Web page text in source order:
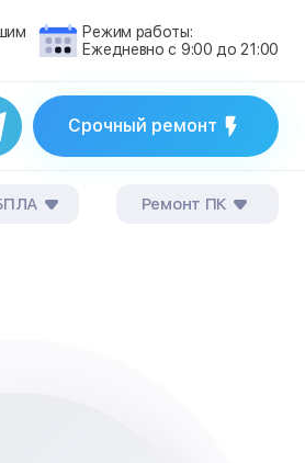
Режим работы:
Ежедневно с 9:00 до 21:00
Срочный ремонт
Ремонт ПК